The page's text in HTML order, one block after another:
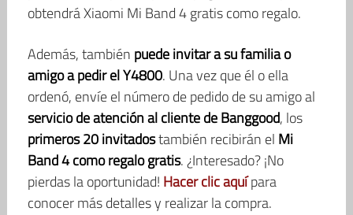
obtendrá Xiaomi Mi Band 4 gratis como regalo.
Además, también puede invitar a su familia o
amigo a pedir el Y4800. Una vez que él o ella
ordenó, envíe el número de pedido de su amigo al
servicio de atención al cliente de Banggood, los
primeros 20 invitadostambién recibirán el Mi
Band 4 como regalo gratis. ¿Interesado? ¡No
pierdas la oportunidad! Hacer clic aquípara
conocer más detalles y realizar la compra.